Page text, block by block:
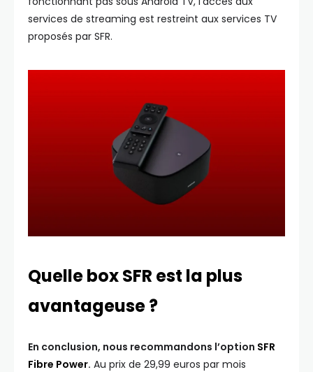
services de streaming est restreint aux services TV
proposés par SFR.
Quelle box SFR est la plus
avantageuse ?
En conclusion, nous recommandons l’option SFR
Fibre Power. Au prix de 29,99 euros par mois